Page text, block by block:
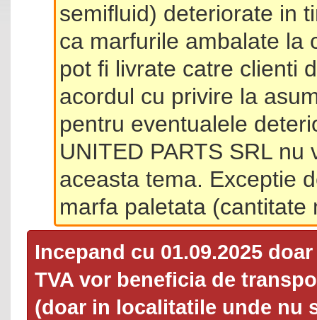
semifluid) deteriorate in
ca marfurile ambalate la
pot fi livrate catre clienti
acordul cu privire la
pentru eventualele
UNITED PARTS SRL
aceasta tema. Exceptie
marfa paletata (cantitate
Incepand cu 01.09.2025
TVA vor beneficia de
(doar in localitatile unde nu